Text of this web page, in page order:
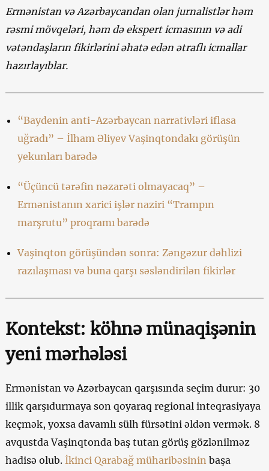
Ermənistan və Azərbaycandan olan jurnalistlər həm
rəsmi mövqeləri, həm də ekspert icmasının və adi
vətəndaşların fikirlərini əhatə edən ətraflı icmallar
hazırlayıblar.
“Baydenin anti-Azərbaycan narrativləri iflasa
uğradı” – İlham Əliyev Vaşinqtondakı görüşün
yekunları barədə
“Üçüncü tərəfin nəzarəti olmayacaq” –
Ermənistanın xarici işlər naziri “Trampın
marşrutu” proqramı barədə
Vaşinqton görüşündən sonra: Zəngəzur dəhlizi
razılaşması və buna qarşı səsləndirilən fikirlər
Kontekst: köhnə münaqişənin
yeni mərhələsi
Ermənistan və Azərbaycan qarşısında seçim durur: 30
illik qarşıdurmaya son qoyaraq regional inteqrasiyaya
keçmək, yoxsa davamlı sülh fürsətini əldən vermək. 8
avqustda Vaşinqtonda baş tutan görüş gözlənilməz
hadisə olub. İkinci Qarabağ müharibəsinin başa